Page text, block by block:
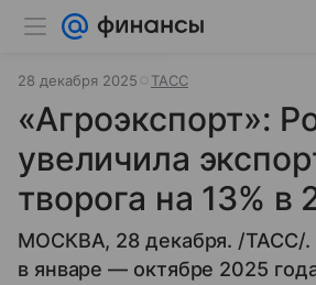
28 декабря 2025 ТАСС
«Агроэкспорт»:
увеличила
творога на 13% в
МОСКВА, 28 декабря. /ТАСС/.
в январе — октябре 2025